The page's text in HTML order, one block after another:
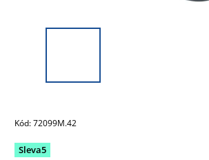
Kód:72099M.42
Sleva5